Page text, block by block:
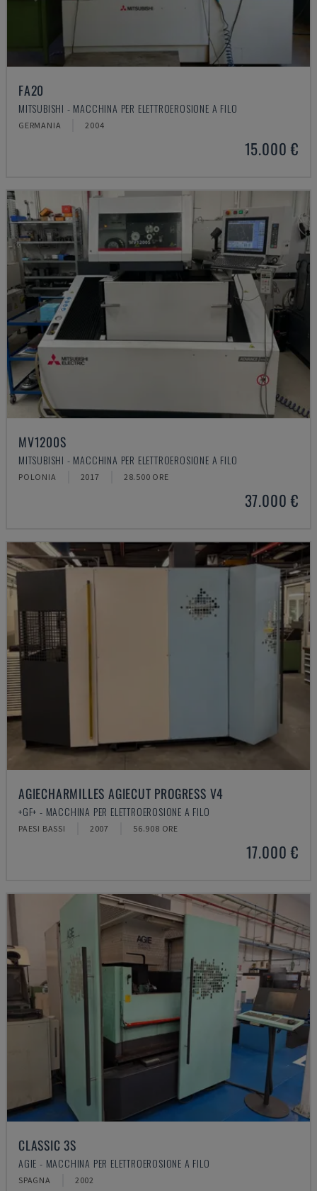
FA20
MITSUBISHI - MACCHINA PER ELETTROEROSIONE A FILO
GERMANIA 2004
15.000 €
MV1200S
MITSUBISHI - MACCHINA PER ELETTROEROSIONE A FILO
POLONIA 2017 28.500 ORE
37.000 €
AGIECHARMILLES AGIECUT PROGRESS V4
+GF+ - MACCHINA PER ELETTROEROSIONE A FILO
PAESI BASSI 2007 56.908 ORE
17.000 €
CLASSIC 3S
AGIE - MACCHINA PER ELETTROEROSIONE A FILO
SPAGNA 2002